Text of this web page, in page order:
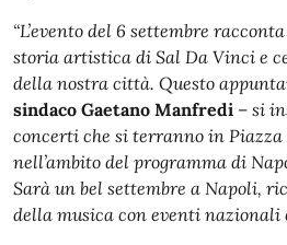
“L’evento del 6 settembre
storia artistica di Sal Da Vinci e
della nostra città. Questo
sindaco Gaetano Manfredi – si
concerti che si terranno in Piazza
nell’ambito del programma di
Sarà un bel settembre a Napoli,
della musica con eventi nazionali